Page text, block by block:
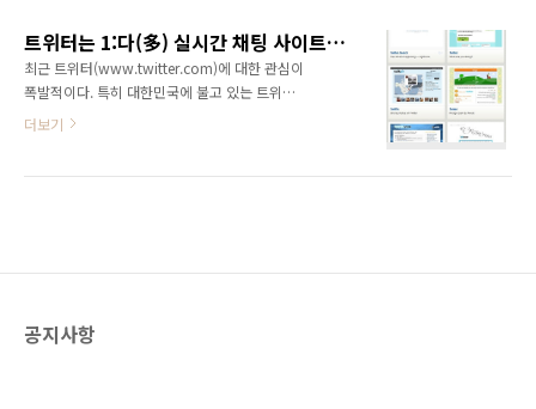
게는 아주 큰 힘이 되어주고 있습니다. 월별 순위
로 살펴보면 2011년 12월..
지만 무엇보다 구글의 모토로라 인수가 안드로
이드 생태계에 어떤 영향을 미치게 될지에 전세
계의 관심이 쏠리고 있다. 구글이 안드로이드
OS의 업데이트 및 빌드 등 중추적인 역할을 담
당하고 있기 때문이다. 구글이 모토로라를 통해
이 붙을 수밖에 없기 때문에 안드로이드 OS를
트위터는 1:다(多) 실시간 채팅 사이트일 뿐이라 생각했는데...
최근 트위터(www.twitter.com)에 대한 관심이
폭발적이다. 특히 대한민국에 불고 있는 트위터
에 대한 관심은 굉장히 이례적인 사례라고 할 수
단순하다는 것이 복잡한 것을 싫어하는 현대인
더보기
공지사항